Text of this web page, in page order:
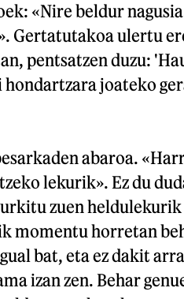
«Nire beldur
Gertatutakoa ulertu
pentsatzen duzu:
hondartzara joateko
abaroa.
lekurik». Ez du
zuen heldulekurik
momentu horretan
bat, eta ez dakit
izan zen. Behar